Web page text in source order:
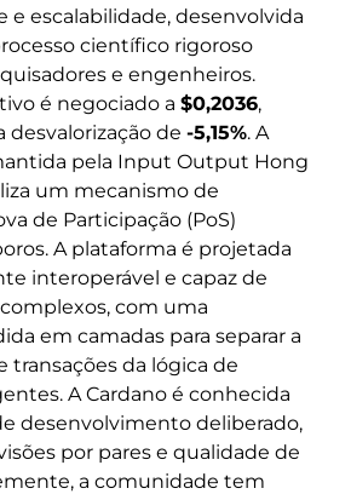
e escalabilidade, desenvolvida
científico rigoroso
e engenheiros.
é negociado a $0,2036,
de -5,15%. A
pela Input Output Hong
um mecanismo de
de Participação (PoS)
A plataforma é projetada
interoperável e capaz de
com uma
em camadas para separar a
transações da lógica de
A Cardano é conhecida
desenvolvimento deliberado,
por pares e qualidade de
a comunidade tem